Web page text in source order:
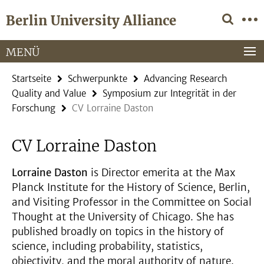
direkt
Inhalt
Berlin University Alliance
Service-
Navigation
MENÜ
Startseite Schwerpunkte
Advancing Research
Quality and Value
Symposium zur Integrität in der
Forschung
CV Lorraine Daston
CV Lorraine Daston
Lorraine Daston is Director emerita at the Max
Planck Institute for the History of Science, Berlin,
and Visiting Professor in the Committee on Social
Thought at the University of Chicago. She has
published broadly on topics in the history of
science, including probability, statistics,
objectivity, and the moral authority of nature.